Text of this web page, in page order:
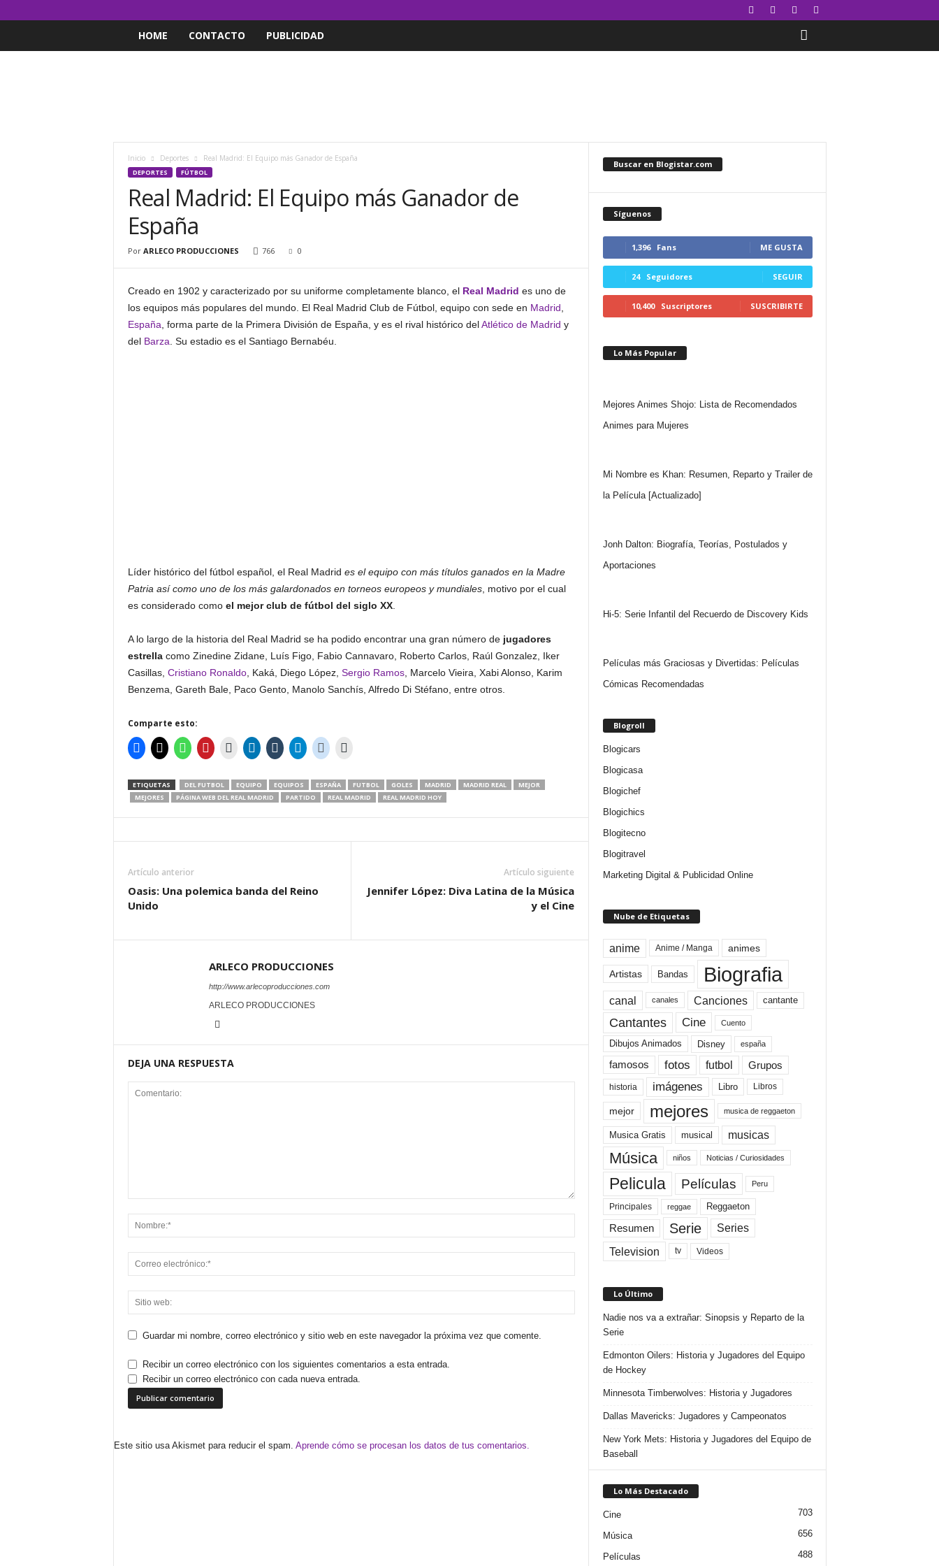
HOME CONTACTO PUBLICIDAD
Inicio Deportes Real Madrid: El Equipo más Ganador de España
DEPORTES FÚTBOL
Real Madrid: El Equipo más Ganador de
España
Por ARLECO PRODUCCIONES 766 0
Creado en 1902 y caracterizado por su uniforme completamente blanco, el Real Madrid es uno de
los equipos más populares del mundo. El Real Madrid Club de Fútbol, equipo con sede en Madrid
España , forma parte de la Primera División de España, y es el rival histórico delAtlético de Madrid y
del Barza . Su estadio es el Santiago Bernabéu.
Líder histórico del fútbol español, el Real Madrid es el equipo con más títulos ganados en la Madre
Patria así como uno de los más galardonados en torneos europeos y mundiales, motivo por el cual
es considerado como el mejor club de fútbol del siglo XX.
A lo largo de la historia del Real Madrid se ha podido encontrar una gran número de jugadores
estrellacomo Zinedine Zidane, Luís Figo, Fabio Cannavaro, Roberto Carlos, Raúl Gonzalez, Iker
Casillas, Cristiano Ronaldo, Kaká, Diego López, Sergio Ramos, Marcelo Vieira, Xabi Alonso, Karim
Benzema, Gareth Bale, Paco Gento, Manolo Sanchís, Alfredo Di Stéfano, entre otros.
Comparte esto:
ETIQUETAS DEL FUTBOL EQUIPO EQUIPOS ESPAÑA FUTBOL GOLES MADRID MADRID REAL
MEJOR
MEJORES
PÁGINA WEB DEL REAL MADRID PARTIDO REAL MADRID REAL MADRID HOY
Artículo anterior
Oasis: Una polemica banda del Reino
Unido
Artículo siguiente
Jennifer López: Diva Latina de la Música
y el Cine
ARLECO PRODUCCIONES
http://www.arlecoproducciones.com
ARLECO PRODUCCIONES
DEJA UNA RESPUESTA
Guardar mi nombre, correo electrónico y sitio web en este navegador la próxima vez que comente.
Recibir un correo electrónico con los siguientes comentarios a esta entrada.
Recibir un correo electrónico con cada nueva entrada.
Este sitio usa Akismet para reducir el spam. Aprende cómo se procesan los datos de tus comentarios.
Buscar en Blogistar.com
Síguenos
1,396 Fans ME GUSTA
24 Seguidores SEGUIR
10,400 Suscriptores SUSCRIBIRTE
Lo Más Popular
Mejores Animes Shojo: Lista de Recomendados
Animes para Mujeres
Mi Nombre es Khan: Resumen, Reparto y Trailer de
la Película [Actualizado]
Jonh Dalton: Biografía, Teorías, Postulados y
Aportaciones
Hi-5: Serie Infantil del Recuerdo de Discovery Kids
Películas más Graciosas y Divertidas: Películas
Cómicas Recomendadas
Blogroll
Blogicars
Blogicasa
Blogichef
Blogichics
Blogitecno
Blogitravel
Marketing Digital & Publicidad Online
Nube de Etiquetas
anime Anime / Manga animes
Artistas Bandas Biografia
canal canales Canciones cantante
Cantantes Cine Cuento
Dibujos Animados Disney españa
famosos fotos futbol Grupos
historia imágenes Libro Libros
mejor mejores musica de reggaeton
Musica Gratis musical musicas
Música niños Noticias / Curiosidades
Pelicula Películas Peru
Principales reggae Reggaeton
Resumen Serie Series
Television tv Videos
Lo Último
Nadie nos va a extrañar: Sinopsis y Reparto de la
Serie
Edmonton Oilers: Historia y Jugadores del Equipo
de Hockey
Minnesota Timberwolves: Historia y Jugadores
Dallas Mavericks: Jugadores y Campeonatos
New York Mets: Historia y Jugadores del Equipo de
Baseball
Lo Más Destacado
Cine 703
Música 656
Películas 488